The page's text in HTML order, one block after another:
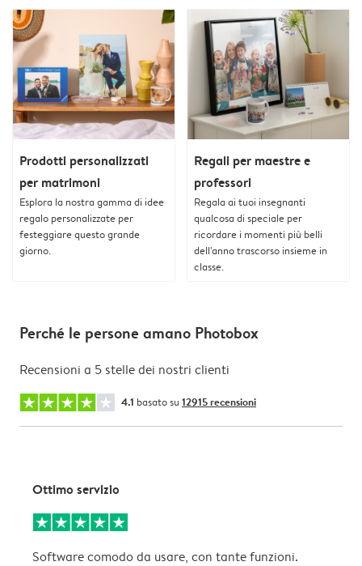
Prodotti personalizzati
per matrimoni
Esplora la nostra gamma di idee
regalo personalizzate per
festeggiare questo grande
giorno.
Regali per maestre e
professori
Regala ai tuoi insegnanti
qualcosa di speciale per
ricordare i momenti più belli
dell'anno trascorso insieme in
classe.
Perché le persone amano Photobox
Recensioni a 5 stelle dei nostri clienti
4.1 basato su 12915 recensioni
Ottimo servizio
Software comodo da usare, con tante funzioni.